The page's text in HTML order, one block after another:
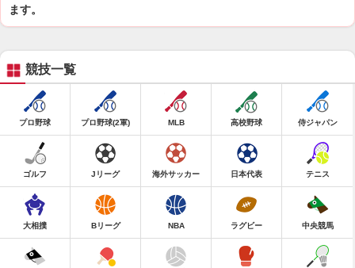
ます。
競技一覧
プロ野球 プロ野球(2軍) MLB 高校野球 侍ジャパン
ゴルフ Jリーグ 海外サッカー 日本代表 テニス
大相撲 Bリーグ NBA ラグビー 中央競馬